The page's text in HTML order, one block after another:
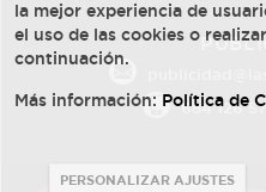
684 126
la mejor experiencia de
el uso de las cookies o
continuación.
Más información: Política de
PERSONALIZAR AJUSTES